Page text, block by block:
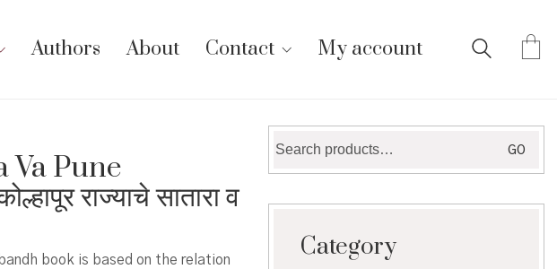
Authors About Contact My account
Va Pune
राज्याचे सातारा व
book is based on the relation
for:
GO
Category